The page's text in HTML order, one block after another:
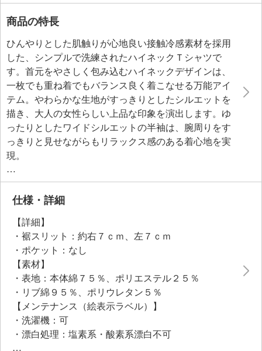
商品の特長
ひんやりとした肌触りが心地良い接触冷感素材を採用
した、シンプルで洗練されたハイネックＴシャツで
す。首元をやさしく包み込むハイネックデザインは、
一枚でも重ね着でもバランス良く着こなせる万能アイ
テム。やわらかな生地がすっきりとしたシルエットを
描き、大人の女性らしい上品な印象を演出します。ゆ
ったりとしたワイドシルエットの半袖は、腕周りをす
っきりと見せながらもリラックス感のある着心地を実
現。
シンプルなデザインだからこそ、パンツにもスカート
にも合わせやすく、幅広いコーディネイトをお楽しみ
いただけます。暑い季節でもひんやりとした快適な着
らきれいめまで、装いを選ばず活躍してくれる頼れる
一枚です。
仕様・詳細
【詳細】
・裾スリット：約右７ｃｍ、左７ｃｍ
・ポケット：なし
【素材】
・表地：本体綿７５％、ポリエステル２５％
・リブ綿９５％、ポリウレタン５％
【メンテナンス（絵表示ラベル）】
・洗濯機：可
・漂白処理：塩素系・酸素系漂白不可
・タンブル乾燥：不可